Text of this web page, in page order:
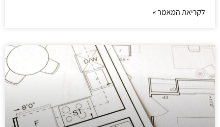
לקריאת המאמר »